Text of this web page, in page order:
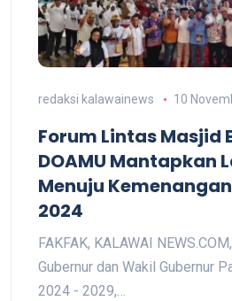
redaksi kalawainews 10
Forum Lintas Masjid
DOAMU Mantapkan
Menuju
2024
FAKFAK, KALAWAI
Gubernur dan Wakil Gubernur
2024 - 2029,…